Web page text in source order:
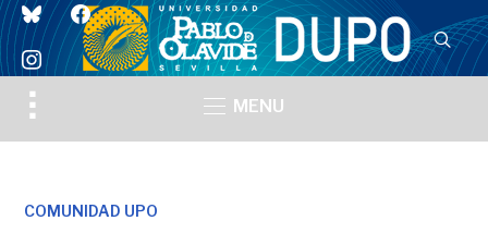
blueskyfacebook
instagram
Toggle
sidebar
MENU
COMUNIDAD UPO